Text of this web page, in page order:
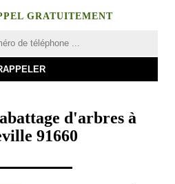
GRATUITEMENT
d'arbres à
91660